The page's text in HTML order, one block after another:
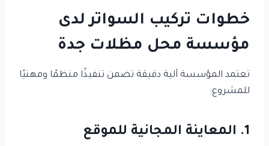
خطوات تركيب السواتر لدى
مؤسسة محل مظلات جدة
تعتمد المؤسسة آلية دقيقة تضمن تنفيذًا منظمًا ومهنيًا
للمشروع:
1. المعاينة المجانية للموقع